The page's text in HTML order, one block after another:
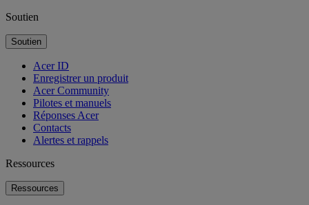
Soutien
Soutien
Acer ID
Enregistrer un produit
Acer Community
Pilotes et manuels
Réponses Acer
Contacts
Alertes et rappels
Ressources
Ressources